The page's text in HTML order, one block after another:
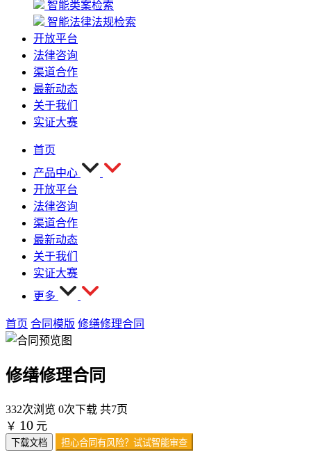
智能类案检索
智能法律法规检索
开放平台
法律咨询
渠道合作
最新动态
关于我们
实证大赛
首页
产品中心
开放平台
法律咨询
渠道合作
最新动态
关于我们
实证大赛
更多
首页 合同模版 修缮修理合同
修缮修理合同
332次浏览 0次下载 共7页
￥ 10 元
下载文档 担心合同有风险？试试智能审查